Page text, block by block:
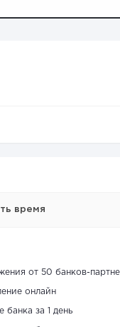
время
от 50 банков-
онлайн
банка за 1 день